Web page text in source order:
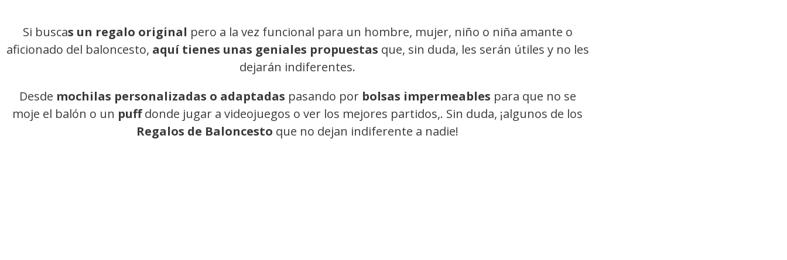
Si buscas un regalo original pero a la vez funcional para un hombre, mujer, niño o niña amante o
aficionado del baloncesto, aquí tienes unas geniales propuestas que, sin duda, les serán útiles y no les
dejarán indiferentes.
Desde mochilas personalizadas o adaptadas pasando porbolsas impermeables para que no se
moje el balón o un puffdonde jugar a videojuegos o ver los mejores partidos,. Sin duda, ¡algunos de los
Regalos de Baloncesto que no dejan indiferente a nadie!